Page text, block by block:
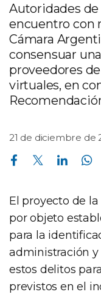
Autoridades
encuentro con
Cámara
consensuar
proveedores
virtuales, en
21 de diciembre de
Compartir en Facebook Compartir en Twitter Compartir en Linkedin Compartir en Whatsapp
El proyecto de
por objeto
para la
administración
estos delitos
previstos en el